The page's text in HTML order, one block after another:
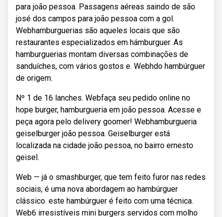
para joão pessoa. Passagens aéreas saindo de são
josé dos campos para joão pessoa com a gol.
Webhamburguerias são aqueles locais que são
restaurantes especializados em hámburguer. As
hamburguerias montam diversas combinações de
sanduíches, com vários gostos e. Webhdo hambúrguer
de origem.
Nº 1 de 16 lanches. Webfaça seu pedido online no
hope burger, hamburgueria em joão pessoa. Acesse e
peça agora pelo delivery goomer! Webhamburgueria
geiselburger joão pessoa. Geiselburger está
localizada na cidade joão pessoa, no bairro ernesto
geisel.
Web — já o smashburger, que tem feito furor nas redes
sociais, é uma nova abordagem ao hambúrguer
clássico. este hambúrguer é feito com uma técnica.
Web6 irresistíveis mini burgers servidos com molho